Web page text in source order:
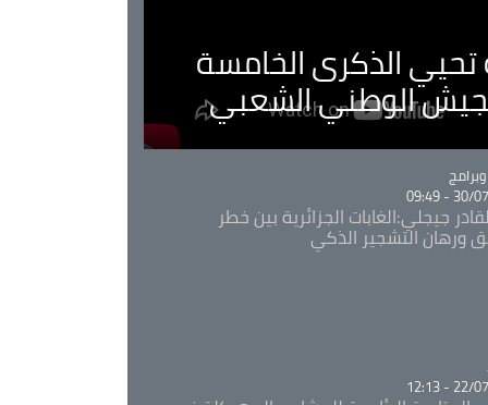
تحيي الذكرى الخامسة
الوطني الشعبي
30/07/
جيجلي:الغابات الجزائرية بين خطر
ورهان التشجير الذكي
22/07/